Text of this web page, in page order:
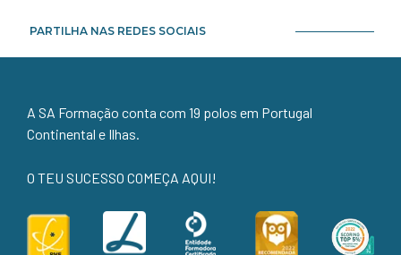
PARTILHA NAS REDES SOCIAIS
A SA Formação conta com 19 polos em Portugal
Continental e Ilhas.
O TEU SUCESSO COMEÇA AQUI!